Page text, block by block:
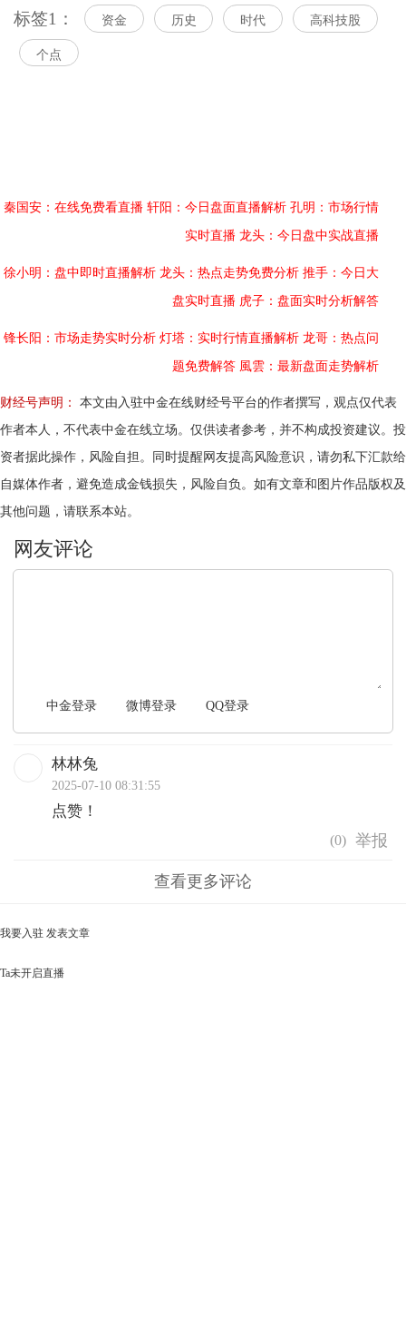
标签1： 资金 历史 时代 高科技股
个点
秦国安：在线免费看直播 轩阳：今日盘面直播解析 孔明：市场行情
实时直播 龙头：今日盘中实战直播
徐小明：盘中即时直播解析 龙头：热点走势免费分析 推手：今日大
盘实时直播 虎子：盘面实时分析解答
锋长阳：市场走势实时分析 灯塔：实时行情直播解析 龙哥：热点问
题免费解答 風雲：最新盘面走势解析
财经号声明：
本文由入驻中金在线财经号平台的作者撰写，观点仅代表
作者本人，不代表中金在线立场。仅供读者参考，并不构成投资建议。投
资者据此操作，风险自担。同时提醒网友提高风险意识，请勿私下汇款给
自媒体作者，避免造成金钱损失，风险自负。如有文章和图片作品版权及
其他问题，请联系本站。
中金登录 微博登录 QQ登录
林林兔
2025-07-10 08:31:55
点赞！
(0)
查看更多评论
我要入驻 发表文章
Ta未开启直播